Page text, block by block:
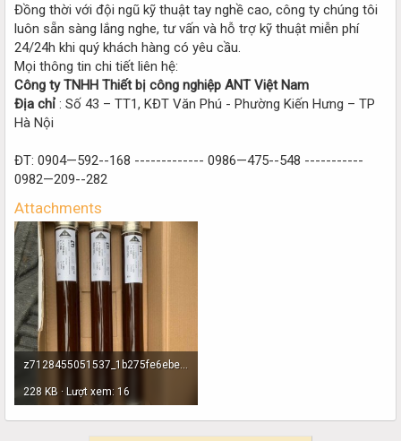
Đồng thời với đội ngũ kỹ thuật tay nghề cao, công ty chúng tôi
luôn sẵn sàng lắng nghe, tư vấn và hỗ trợ kỹ thuật miễn phí
24/24h khi quý khách hàng có yêu cầu.
Mọi thông tin chi tiết liên hệ:
Công ty TNHH Thiết bị công nghiệp ANT Việt Nam
Địa chỉ : Số 43 – TT1, KĐT Văn Phú - Phường Kiến Hưng – TP
Hà Nội
ĐT: 0904—592--168 ------------- 0986—475--548 -----------
0982—209--282
Attachments
228 KB · Lượt xem: 16